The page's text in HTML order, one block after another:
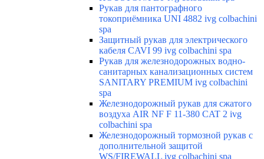
Рукав для пантографного
токоприёмника UNI 4882 ivg colbachini
spa
Защитный рукав для электрического
кабеля CAVI 99 ivg colbachini spa
Рукав для железнодорожных водно-
санитарных канализационных систем
SANITARY PREMIUM ivg colbachini
spa
Железнодорожный рукав для сжатого
воздуха AIR NF F 11-380 CAT 2 ivg
colbachini spa
Железнодорожный тормозной рукав с
дополнительной защитой
WS/FIREWALL ivg colbachini spa